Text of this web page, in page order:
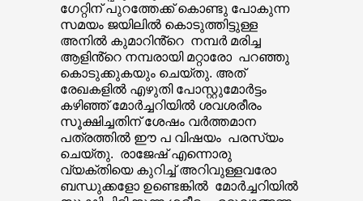
ഗേറ്റിന് പുറത്തേക്ക് കൊണ്ടു പോകുന്ന
സമയം ജയിലിൽ കൊടുത്തിട്ടുള്ള
അനിൽ കുമാറിൻ്റെ നമ്പർ മരിച്ച
ആളിൻ്റെ നമ്പരായി മറ്റാരോ പറഞ്ഞു
കൊടുക്കുകയും ചെയ്തു. അത്
രേഖകളിൽ എഴുതി പോസ്റ്റുമോർട്ടം
കഴിഞ്ഞ് മോർച്ചറിയിൽ ശവശരീരം
സൂക്ഷിച്ചതിന് ശേഷം വർത്തമാന
പത്രത്തിൽ ഈ പ വിഷയം പരസ്യം
ചെയ്തു. രാജേഷ് എന്നൊരു
വ്യക്തിയെ കുറിച്ച് അറിവുള്ളവരോ
ബന്ധുക്കളോ ഉണ്ടെങ്കിൽ മോർച്ചറിയിൽ